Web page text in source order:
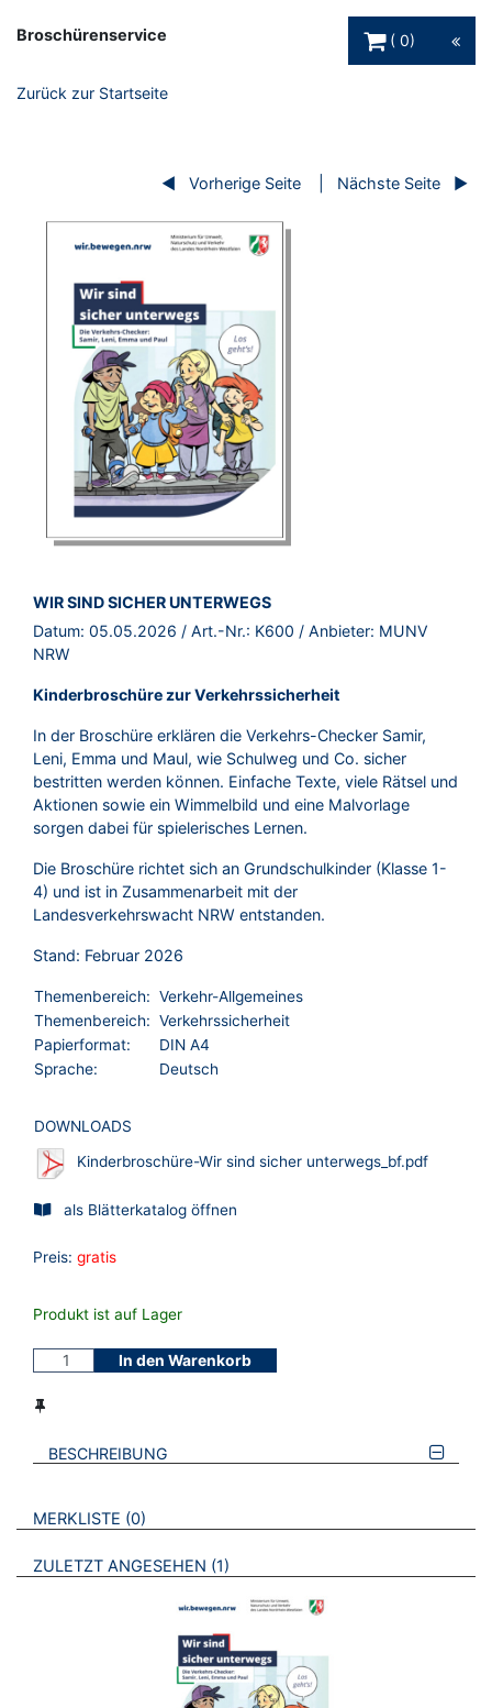
Broschürenservice
0
Zurück zur Startseite
Vorherige Seite Nächste Seite
BROSCHÜRE:
WIR SIND SICHER UNTERWEGS
Datum: 05.05.2026 / Art.-Nr.: K600 / Anbieter: MUNV
NRW
Kinderbroschüre zur Verkehrssicherheit
In der Broschüre erklären die Verkehrs-Checker Samir,
Leni, Emma und Maul, wie Schulweg und Co. sicher
bestritten werden können. Einfache Texte, viele Rätsel und
Aktionen sowie ein Wimmelbild und eine Malvorlage
sorgen dabei für spielerisches Lernen.
Die Broschüre richtet sich an Grundschulkinder (Klasse 1-
4) und ist in Zusammenarbeit mit der
Landesverkehrswacht NRW entstanden.
Stand: Februar 2026
Themenbereich: Verkehr-Allgemeines
Themenbereich: Verkehrssicherheit
Papierformat:
DIN A4
Sprache:
Deutsch
DOWNLOADS
Kinderbroschüre-Wir sind sicher unterwegs_bf.pdf
als Blätterkatalog öffnen
Preis: gratis
Produkt ist auf Lager
In den Warenkorb
BESCHREIBUNG
VERWEISE AUF VERMERKTE- ODER ZULETZT ANGESEHENE
MERKLISTE 0 BROSCHÜREN
ZULETZT ANGESEHEN 1 BROSCHÜREN